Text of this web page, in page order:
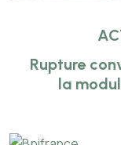
Rupture
la